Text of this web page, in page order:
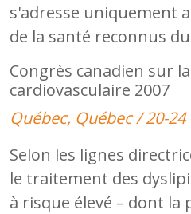
s'adresse uniquement
de la santé reconnus du
Congrès canadien sur
cardiovasculaire 2007
Québec, Québec / 20-
Selon les lignes
le traitement des
à risque élevé – dont la